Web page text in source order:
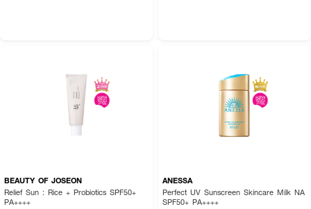
ลูบไล้ให้ทั่วใบหน้าก่อนออกแดดอย่างน้อย 15-30นาที และควรทาซ้าเป็นประจำ เมื่อ
ทากิจกรรมกลางแจ้งหรือหลังว่ายน้ำ
BEAUTY OF JOSEON
Relief Sun : Rice + Probiotics SPF50+
PA++++
ANESSA
Perfect UV Sunscreen Skincare Milk NA
SPF50+ PA++++